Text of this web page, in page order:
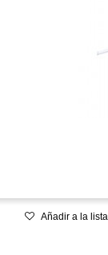
Añadir a la